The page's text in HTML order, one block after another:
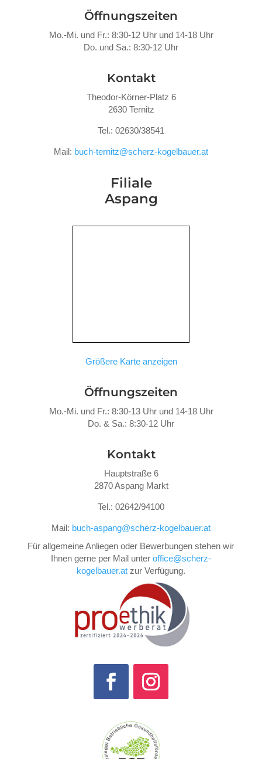
Öffnungszeiten
Mo.-Mi. und Fr.: 8:30-12 Uhr und 14-18 Uhr
Do. und Sa.: 8:30-12 Uhr
Kontakt
Theodor-Körner-Platz 6
2630 Ternitz
Tel.: 02630/38541
Mail: buch-ternitz@scherz-kogelbauer.at
Filiale
Aspang
Größere Karte anzeigen
Öffnungszeiten
Mo.-Mi. und Fr.: 8:30-13 Uhr und 14-18 Uhr
Do. & Sa.: 8:30-12 Uhr
Kontakt
Hauptstraße 6
2870 Aspang Markt
Tel.: 02642/94100
Mail: buch-aspang@scherz-kogelbauer.at
Für allgemeine Anliegen oder Bewerbungen stehen wir
Ihnen gerne per Mail unter office@scherz-
kogelbauer.atzur Verfügung.